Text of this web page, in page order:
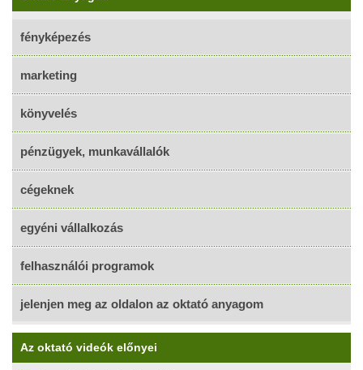
fényképezés
marketing
könyvelés
pénzügyek, munkavállalók
cégeknek
egyéni vállalkozás
felhasználói programok
jelenjen meg az oldalon az oktató anyagom
Az oktató videók előnyei